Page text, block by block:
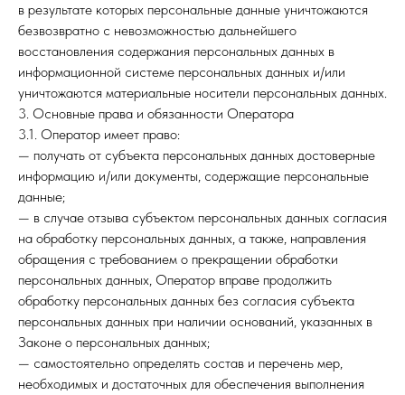
в результате которых персональные данные уничтожаются
безвозвратно с невозможностью дальнейшего
восстановления содержания персональных данных в
информационной системе персональных данных и/или
уничтожаются материальные носители персональных данных.
3. Основные права и обязанности Оператора
3.1. Оператор имеет право:
— получать от субъекта персональных данных достоверные
информацию и/или документы, содержащие персональные
данные;
— в случае отзыва субъектом персональных данных согласия
на обработку персональных данных, а также, направления
обращения с требованием о прекращении обработки
персональных данных, Оператор вправе продолжить
обработку персональных данных без согласия субъекта
персональных данных при наличии оснований, указанных в
Законе о персональных данных;
— самостоятельно определять состав и перечень мер,
необходимых и достаточных для обеспечения выполнения